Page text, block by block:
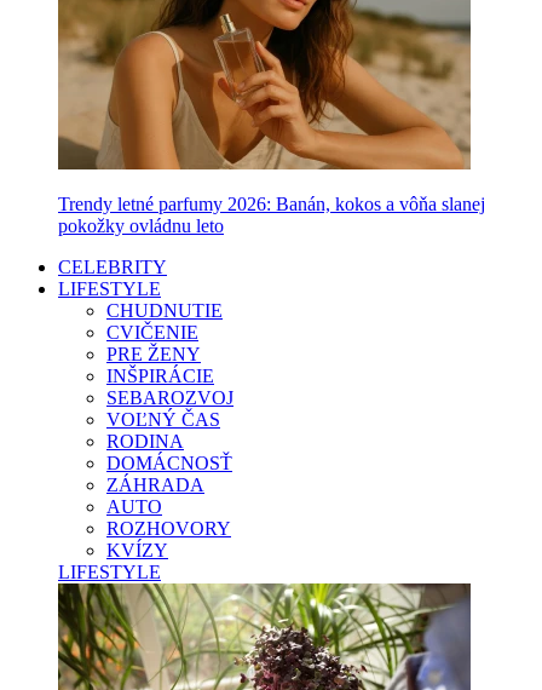
Trendy letné parfumy 2026: Banán, kokos a vôňa slanej
pokožky ovládnu leto
CELEBRITY
LIFESTYLE
CHUDNUTIE
CVIČENIE
PRE ŽENY
INŠPIRÁCIE
SEBAROZVOJ
VOĽNÝ ČAS
RODINA
DOMÁCNOSŤ
ZÁHRADA
AUTO
ROZHOVORY
KVÍZY
LIFESTYLE